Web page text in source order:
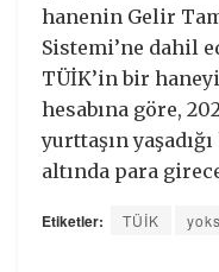
hanenin Gelir
Sistemi’ne dahil
TÜİK’in bir
hesabına göre,
yurttaşın
altında para
Etiketler: TÜİK